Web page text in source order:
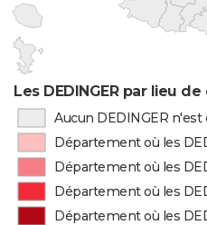
Les DEDINGER par lieu
Aucun DEDINGER
Département où les
Département où les
Département où les
Département où les